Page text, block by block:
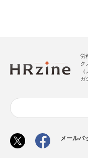
労
ク
ガ
メールバ